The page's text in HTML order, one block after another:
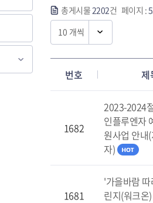
총게시물2202건 페이지 :
번호 제
1682
2023-2024
인플루엔자
원사업 안내
자)
1681
'가을바람
린지(워크온